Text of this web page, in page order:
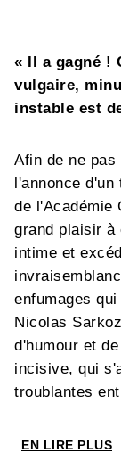
« Il a gagné !
vulgaire,
instable est
Afin de ne
l'annonce
de l'Académie
grand plaisir à
intime et
enfumages
Nicolas
d'humour et
incisive, qui
troublantes
Olivier
EN LIRE PLUS